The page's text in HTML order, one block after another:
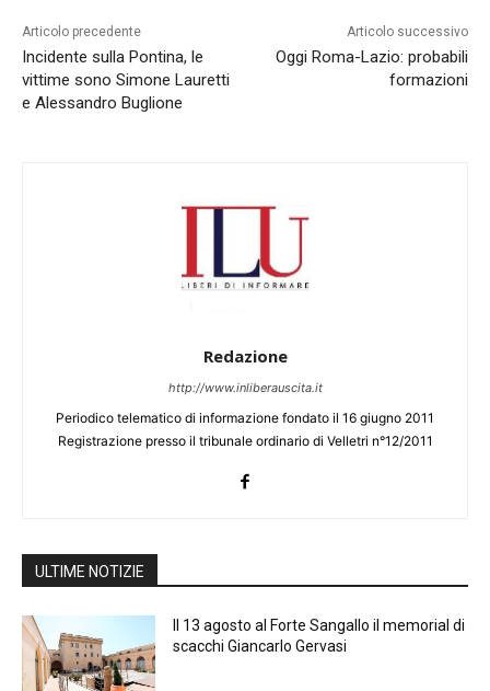
Articolo precedente
Incidente sulla Pontina, le
vittime sono Simone Lauretti
e Alessandro Buglione
Articolo successivo
Oggi Roma-Lazio: probabili
formazioni
Redazione
http://www.inliberauscita.it
Periodico telematico di informazione fondato il 16 giugno 2011
Registrazione presso il tribunale ordinario di Velletri n°12/2011
ULTIME NOTIZIE
Il 13 agosto al Forte Sangallo il memorial di
scacchi Giancarlo Gervasi